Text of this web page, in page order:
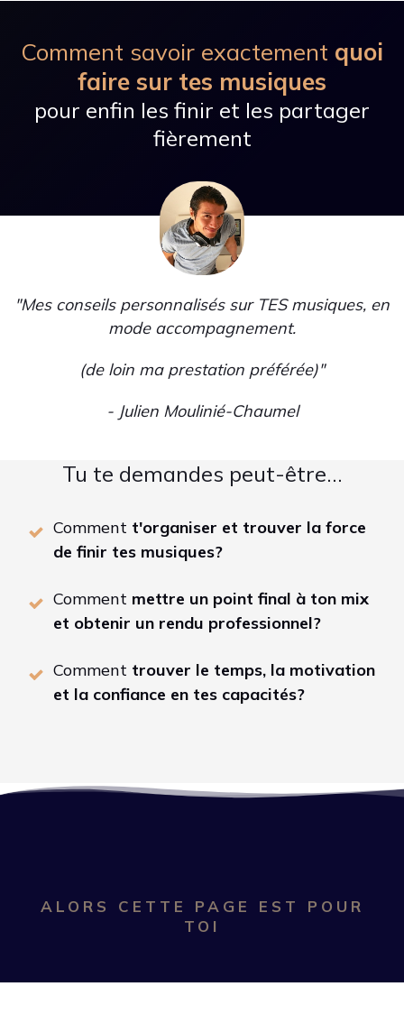
Comment savoir exactement quoi
faire sur tes musiques
pour enfin les finir et les partager
fièrement
"Mes conseils personnalisés sur TES musiques, en
mode accompagnement.
(de loin ma prestation préférée)"
- Julien Moulinié-Chaumel
Tu te demandes peut-être…
Comment t'organiser et trouver la force
de finir tes musiques?
Comment mettre un point final à ton mix
et obtenir un rendu professionnel?
Comment trouver le temps, la motivation
et la confiance en tes capacités?
ALORS CETTE PAGE EST POUR
TOI